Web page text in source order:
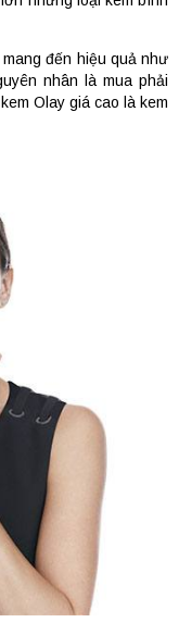
đến hiệu quả như
nhân là mua phải
Olay giá cao là kem